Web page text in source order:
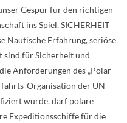
Gespür für den richtigen
ins Spiel. SICHERHEIT
Nautische Erfahrung, seriöse
sind für Sicherheit und
Anforderungen des „Polar
Organisation der UN
wurde, darf polare
Expeditionsschiffe für die